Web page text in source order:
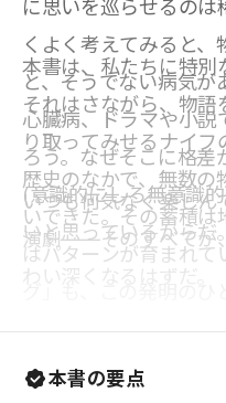
に思いを巡らせるのは
くよく考えてみると
と、そうでない病気が
心臓病、ドラマや小説
ろう。なぜそこに格差
(意識的にしろ無意識
いと思っているからだ
本書は、私たちに特別
それはさながら、物
り取ってみせるナイフ
歴史のなかで、無数の
いできた。その蓄積は
はパターンが育まれて
ターン」は飽きられる
無数の作品の文脈を呼
いつも何気なく楽しん
演劇――そのすべてが
わい深くなるはずだ。
本書の要点